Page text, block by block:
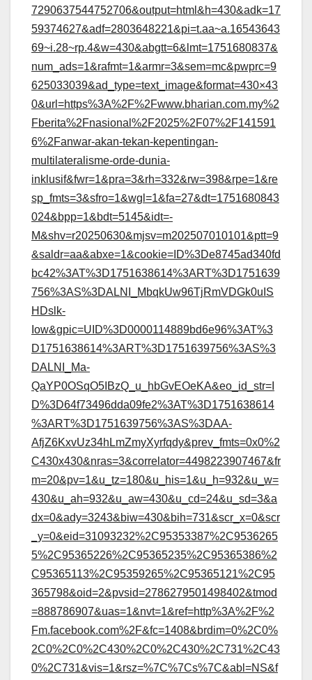
7290637544752706&output=html&h=430&adk=17
59374627&adf=2803648221&pi=t.aa~a.16543643
69~i.28~rp.4&w=430&abgtt=6&lmt=1751680837&
num_ads=1&rafmt=1&armr=3&sem=mc&pwprc=9
625033039&ad_type=text_image&format=430×43
0&url=https%3A%2F%2Fwww.bharian.com.my%2
Fberita%2Fnasional%2F2025%2F07%2F141591
6%2Fanwar-akan-tekan-kepentingan-
multilateralisme-orde-dunia-
inklusif&fwr=1&pra=3&rh=332&rw=398&rpe=1&re
sp_fmts=3&sfro=1&wgl=1&fa=27&dt=1751680843
024&bpp=1&bdt=5145&idt=-
M&shv=r20250630&mjsv=m202507010101&ptt=9
&saldr=aa&abxe=1&cookie=ID%3De8745ad340fd
bc42%3AT%3D1751638614%3ART%3D1751639
756%3AS%3DALNI_MbqkUw96TjRmVDGk0uIS
HDslk-
Iow&gpic=UID%3D0000114889bd6e96%3AT%3
D1751638614%3ART%3D1751639756%3AS%3
DALNI_Ma-
QaYP0OSqO5IBzQ_u_hbGvEOeKA&eo_id_str=I
D%3D64f73496dda09fe2%3AT%3D1751638614
%3ART%3D1751639756%3AS%3DAA-
AfjZ6KxvUz34hLmZmyXyrfqdy&prev_fmts=0x0%2
C430x430&nras=3&correlator=4498223907467&fr
m=20&pv=1&u_tz=180&u_his=1&u_h=932&u_w=
430&u_ah=932&u_aw=430&u_cd=24&u_sd=3&a
dx=0&ady=3243&biw=430&bih=731&scr_x=0&scr
_y=0&eid=31093232%2C95353387%2C9536265
5%2C95365226%2C95365235%2C95365386%2
C95365113%2C95359265%2C95365121%2C95
365798&oid=2&pvsid=2786279501498402&tmod
=888786907&uas=1&nvt=1&ref=http%3A%2F%2
Fm.facebook.com%2F&fc=1408&brdim=0%2C0%
2C0%2C0%2C430%2C0%2C430%2C731%2C43
0%2C731&vis=1&rsz=%7C%7Cs%7C&abl=NS&f